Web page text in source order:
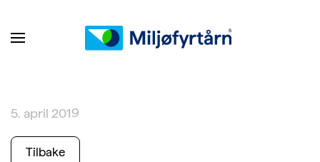
5. april 2019
Tilbake